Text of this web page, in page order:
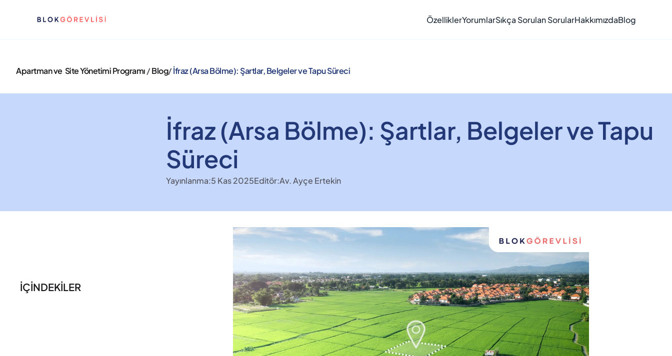
ÖzelliklerYorumlarSıkça Sorulan SorularHakkımızdaBlog
Apartman ve  Site Yönetimi Programı / Blog/ İfraz (Arsa Bölme): Şartlar, Belgeler ve Tapu Süreci
İfraz (Arsa Bölme): Şartlar, Belgeler ve Tapu
Süreci
Yayınlanma:5 Kas 2025Editör:Av. Ayçe Ertekin
İÇİNDEKİLER